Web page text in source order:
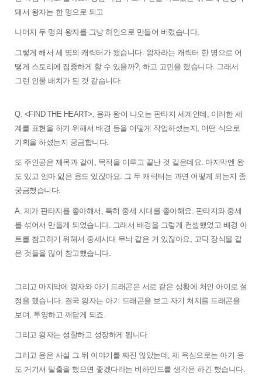
돼서 왕자는 한 명으로 되고
나머지 두 명의 왕자를 그냥 하인으로 만들어 버렸습니다.
그렇게 해서 세 명의 캐릭터가 됐습니다. 왕자라는 캐릭터 한 명으로 어
떻게 스토리에 집중하게 할 수 있을까?, 하고 고민을 했습니다. 그래서
그런 인물 배치가 된 것 같습니다.
Q. <FIND THE HEART>, 용과 왕이 나오는 판타지 세계인데, 이러한 세
계를 표현을 하기 위해서 배경 등을 어떻게 작업하셨는지, 어떤 식으로
기획을 하셨는지 궁금합니다.
또 주인공은 제목과 같이, 목적을 이루고 끝난 것 같은데요. 마지막엔 왕
도 있고 엄마 잃은 용도 있잖아요. 그 두 캐릭터는 과연 어떻게 되는지 좀
궁금했습니다.
A. 제가 판타지를 좋아해서, 특히 중세 시대를 좋아해요. 판타지와 중세
를 섞어서 만들게 되었습니다. 그래서 배경을 그렇게 컨셉했었고 배경 아
트를 참고하기 위해서 중세시대 무늬 같은 거 있잖아요,
고딕 장식물 같
은 것들을 많이 참고했습니다.
그리고 마지막에 왕자와 아기 드래곤은 서로 같은 상황에 처인 아이로 설
정을 했습니다. 결국 왕자는 아기 드래곤을 보고 자기 처지를 드래곤을
보며, 투영하고 깨닫게 되죠.
그리고 왕자는 성찰하고 성장하게 됩니다.
그리고 용은 사실 그 뒤 이야기를 짜진 않았는데, 제 욕심으로는 아기 용
도 거기서 탈출을 했으면 좋겠다라는 비하인드를 생각은 하긴 했습니다.